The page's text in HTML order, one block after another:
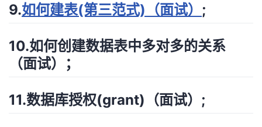
9.如何建表(第三范式)（面试） ;
10.如何创建数据表中多对多的关系
（面试）；
11.数据库授权(grant)（面试）;